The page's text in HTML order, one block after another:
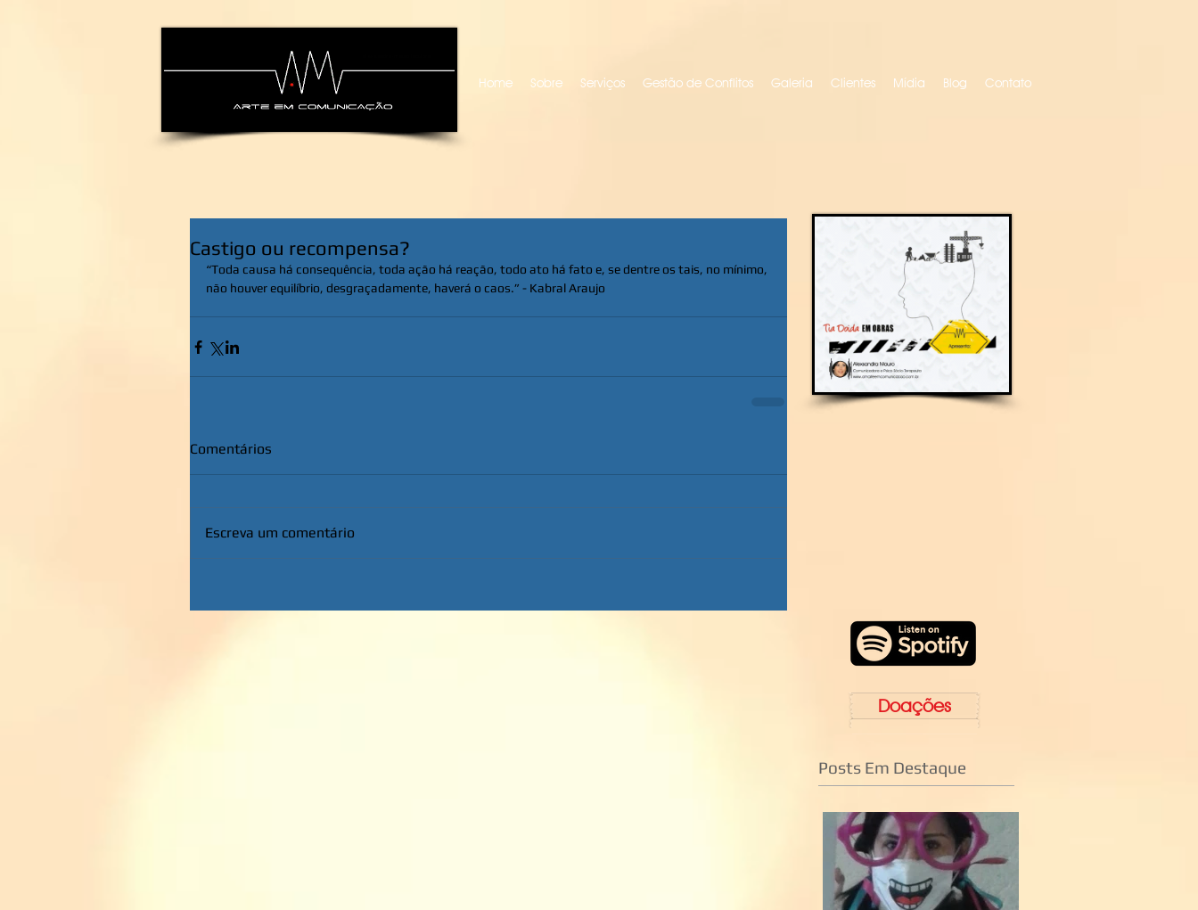
Home Sobre Serviços Gestão de Conflitos Galeria Clientes Mídia Blog Contato
Castigo ou recompensa?
“Toda causa há consequência, toda ação há reação, todo ato há fato e, se dentre os tais, no mínimo,
não houver equilíbrio, desgraçadamente, haverá o caos.” - Kabral Araujo
Comentários
Escreva um comentário
Doações
Posts Em Destaque